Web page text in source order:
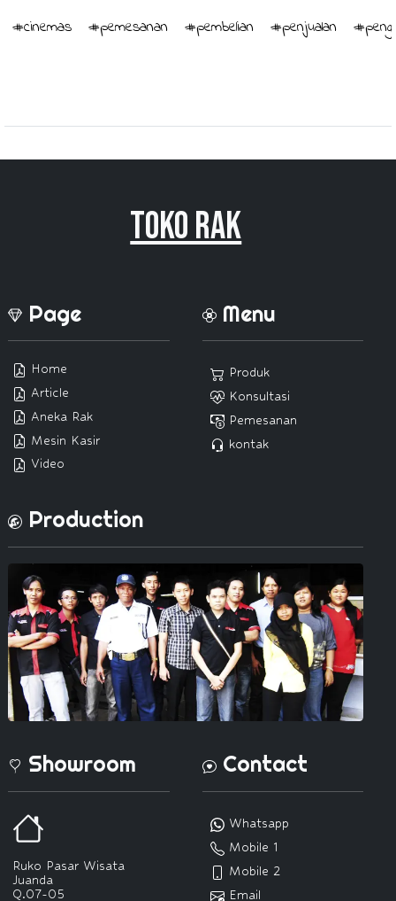
#cinemas #pemesanan #pembelian #penjualan
Toko Rak
Page
Home
Article
Aneka Rak
Mesin Kasir
Video
Menu
Produk
Konsultasi
Pemesanan
kontak
Production
Showroom
Ruko Pasar Wisata
Juanda
Q.07-05
Contact
Whatsapp
Mobile 1
Mobile 2
Email